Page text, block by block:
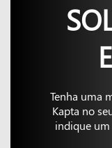
Tenha uma
Kapta no
indique um